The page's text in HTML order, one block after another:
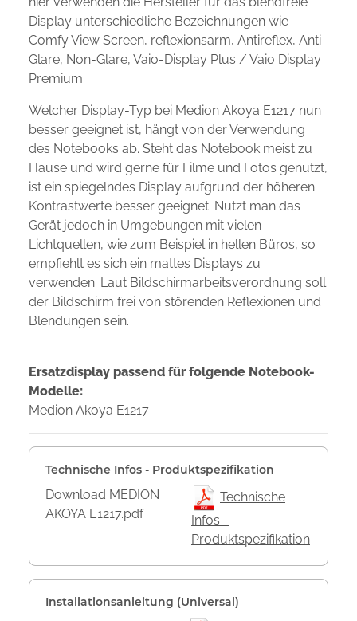
Display unterschiedliche Bezeichnungen wie
Comfy View Screen, reflexionsarm, Antireflex, Anti-
Glare, Non-Glare, Vaio-Display Plus / Vaio Display
Premium.
Welcher Display-Typ bei Medion Akoya E1217 nun
besser geeignet ist, hängt von der Verwendung
des Notebooks ab. Steht das Notebook meist zu
Hause und wird gerne für Filme und Fotos genutzt,
ist ein spiegelndes Display aufgrund der höheren
Kontrastwerte besser geeignet. Nutzt man das
Gerät jedoch in Umgebungen mit vielen
Lichtquellen, wie zum Beispiel in hellen Büros, so
empfiehlt es sich ein mattes Displays zu
verwenden. Laut Bildschirmarbeitsverordnung soll
der Bildschirm frei von störenden Reflexionen und
Blendungen sein.
Ersatzdisplay passend für folgende Notebook-
Modelle:
Medion Akoya E1217
Technische Infos - Produktspezifikation
Download MEDION
AKOYA E1217.pdf
Technische
Infos -
Produktspezifikation
Installationsanleitung (Universal)